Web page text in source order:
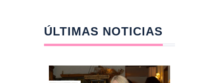
ÚLTIMAS NOTICIAS